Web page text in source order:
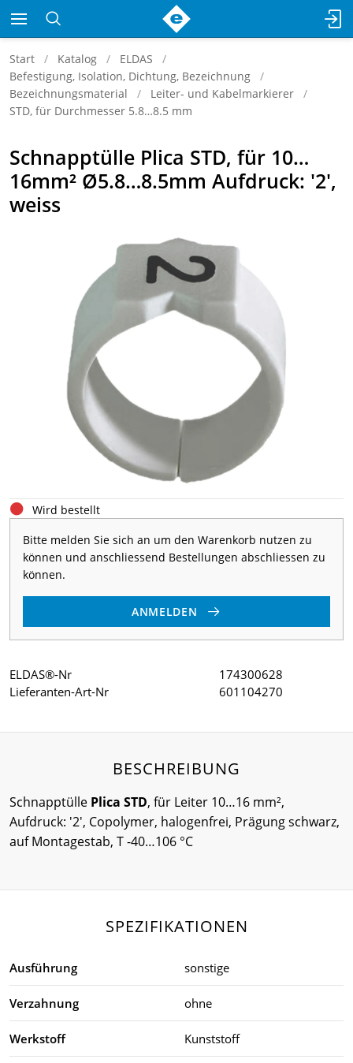
Start Katalog
ELDAS
Befestigung, Isolation, Dichtung, Bezeichnung
Bezeichnungsmaterial
Leiter- und Kabelmarkierer
STD, für Durchmesser 5.8…8.5 mm
Schnapptülle Plica STD, für 10…
16mm² Ø5.8…8.5mm Aufdruck: '2',
weiss
Wird bestellt
Bitte melden Sie sich an um den Warenkorb nutzen zu
können und anschliessend Bestellungen abschliessen zu
können.
ANMELDEN
ELDAS®-Nr
174300628
Lieferanten-Art-Nr
601104270
BESCHREIBUNG
Schnapptülle Plica STD, für Leiter 10…16 mm²,
Aufdruck: '2', Copolymer, halogenfrei, Prägung schwarz,
auf Montagestab, T -40…106 °C
SPEZIFIKATIONEN
Ausführung sonstige
Verzahnung ohne
Werkstoff Kunststoff